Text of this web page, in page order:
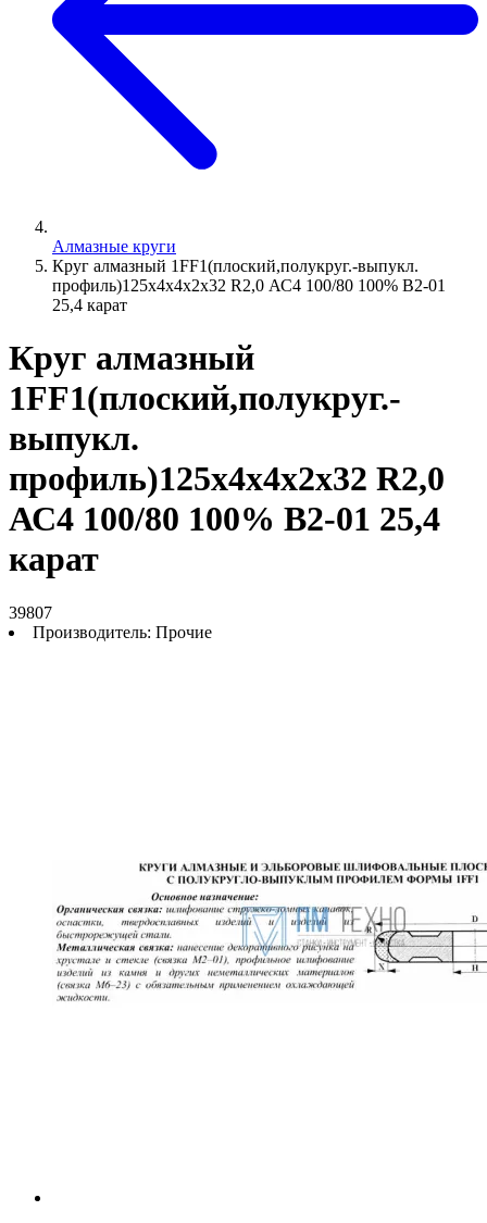
Алмазные круги
Круг алмазный 1FF1(плоский,полукруг.-выпукл.
профиль)125х4х4х2х32 R2,0 АС4 100/80 100% В2-01
25,4 карат
Круг алмазный
1FF1(плоский,полукруг.-
выпукл.
профиль)125х4х4х2х32 R2,0
АС4 100/80 100% В2-01 25,4
карат
39807
Производитель: Прочие